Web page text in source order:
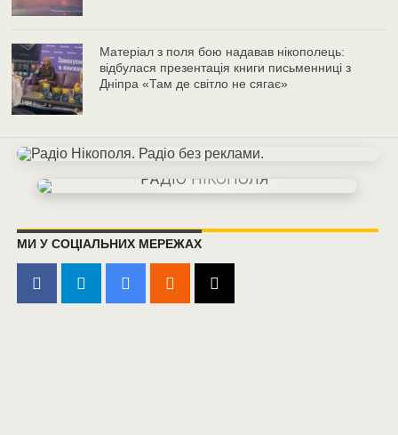
Матеріал з поля бою надавав нікополець:
відбулася презентація книги письменниці з
Дніпра «Там де світло не сягає»
МИ У СОЦІАЛЬНИХ МЕРЕЖАХ